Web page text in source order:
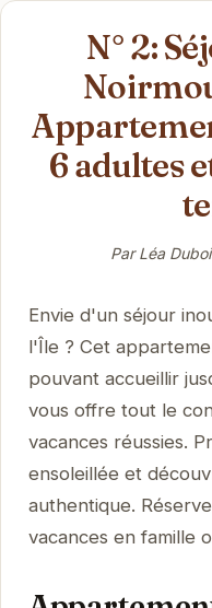
N° 2:
6 adultes
Par Léa
Envie d'un séjour
l'Île ? Cet
pouvant accueillir
vous offre tout le
vacances réussies.
ensoleillée et
authentique.
vacances en famille